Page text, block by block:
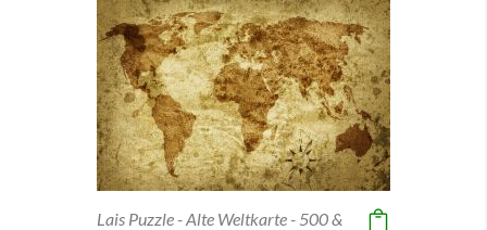
Reihenfolge
Lais Puzzle - Alte Weltkarte - 500 &